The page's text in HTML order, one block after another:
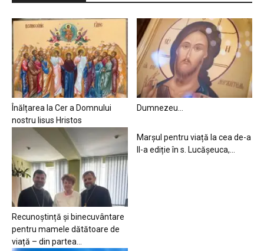
Înălțarea la Cer a Domnului
nostru Iisus Hristos
Dumnezeu…
Recunoștință și binecuvântare
pentru mamele dătătoare de
viață – din partea...
Marșul pentru viață la cea de-a
II-a ediție în s. Lucășeuca,...